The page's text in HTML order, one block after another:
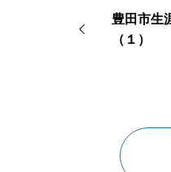
豊田市
（１）